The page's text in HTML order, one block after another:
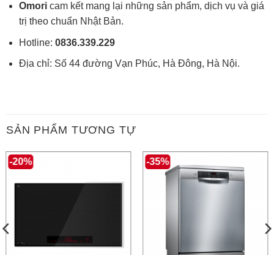
Omoricam kết mang lại những sản phẩm, dịch vụ và giá
trị theo chuẩn Nhật Bản.
Hotline: 0836.339.229
Địa chỉ: Số 44 đường Vạn Phúc, Hà Đông, Hà Nội.
SẢN PHẨM TƯƠNG TỰ
-20% -35%